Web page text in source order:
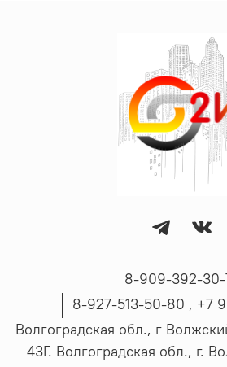
8-909-392-30-
8-927-513-50-80 , ‪+7
Волгоградская обл., г
43Г. Волгоградская обл., г.